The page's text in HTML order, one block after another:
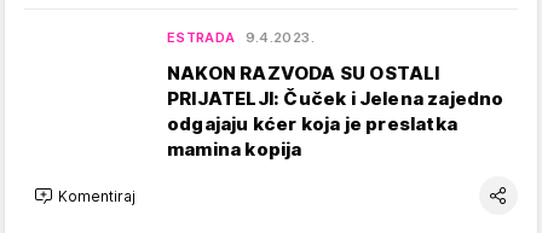
ESTRADA 9.4.2023.
NAKON RAZVODA SU OSTALI
PRIJATELJI: Čuček i Jelena zajedno
odgajaju kćer koja je preslatka
mamina kopija
Komentiraj